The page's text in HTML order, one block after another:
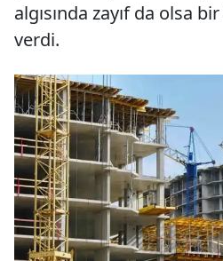
algısında zayıf da olsa
verdi.